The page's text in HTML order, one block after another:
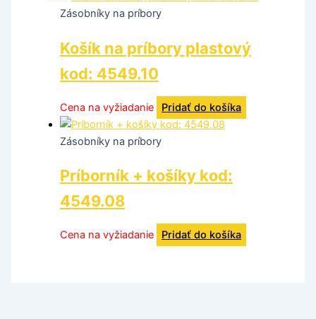
Zásobníky na príbory
Košík na príbory plastový
kod: 4549.10
Cena na vyžiadanie Pridať do košíka
Zásobníky na príbory
Príborník + košíky kod:
4549.08
Cena na vyžiadanie Pridať do košíka